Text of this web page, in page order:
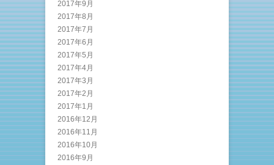
2017年9月
2017年8月
2017年7月
2017年6月
2017年5月
2017年4月
2017年3月
2017年2月
2017年1月
2016年12月
2016年11月
2016年10月
2016年9月